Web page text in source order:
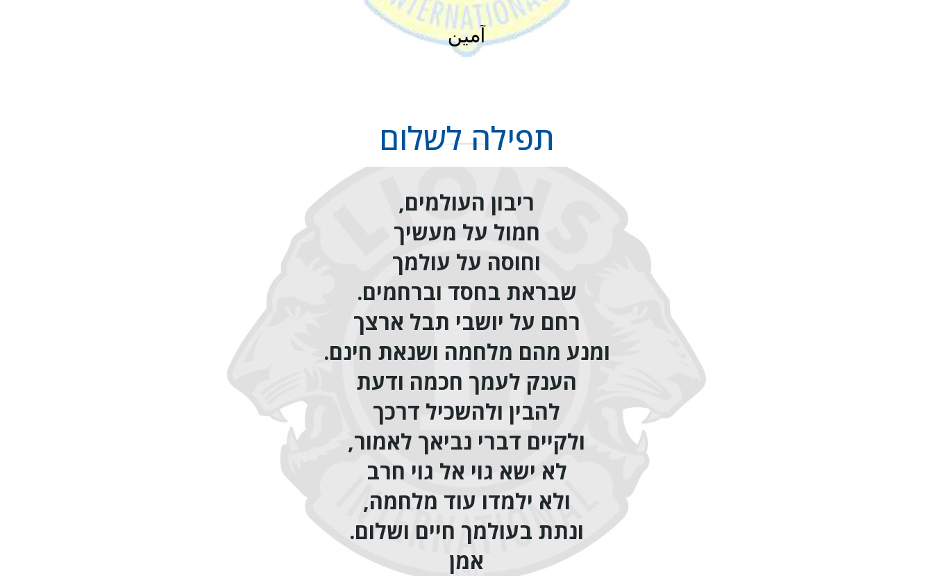
תפילה לשלום
ריבון העולמים,
חמול על מעשיך
וחוסה על עולמך
שבראת בחסד וברחמים.
רחם על יושבי תבל ארצך
ומנע מהם מלחמה ושנאת חינם.
הענק לעמך חכמה ודעת
להבין ולהשכיל דרכך
ולקיים דברי נביאך לאמור,
לא ישא גוי אל גוי חרב
ולא ילמדו עוד מלחמה,
ונתת בעולמך חיים ושלום.
אמן